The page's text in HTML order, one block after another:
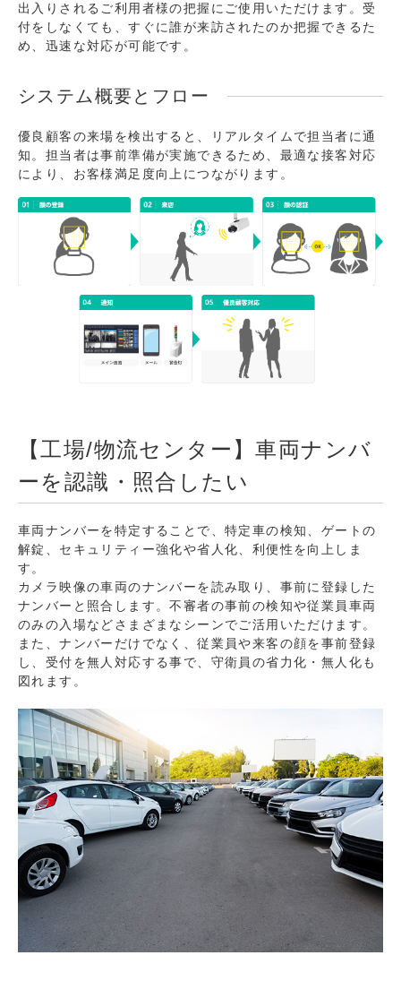
出入りされるご利用者様の把握にご使用いただけます。受
付をしなくても、すぐに誰が来訪されたのか把握できるた
め、迅速な対応が可能です。
システム概要とフロー
優良顧客の来場を検出すると、リアルタイムで担当者に通
知。担当者は事前準備が実施できるため、最適な接客対応
により、お客様満足度向上につながります。
【工場/物流センター】車両ナンバ
ーを認識・照合したい
車両ナンバーを特定することで、特定車の検知、ゲートの
解錠、セキュリティー強化や省人化、利便性を向上しま
す。
カメラ映像の車両のナンバーを読み取り、事前に登録した
ナンバーと照合します。不審者の事前の検知や従業員車両
のみの入場などさまざまなシーンでご活用いただけます。
また、ナンバーだけでなく、従業員や来客の顔を事前登録
し、受付を無人対応する事で、守衛員の省力化・無人化も
図れます。